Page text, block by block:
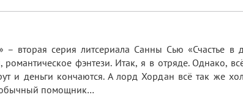
вторая серия литсериала Санны Сью «Счастье в
романтическое фэнтези. Итак, я в отряде. Однако,
и деньги кончаются. А лорд Хордан всё так же
помощник…